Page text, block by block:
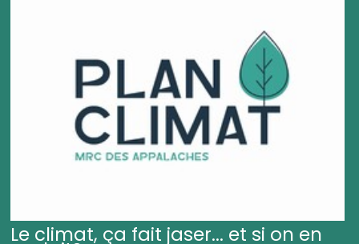
Le climat, ça fait jaser... et si on en